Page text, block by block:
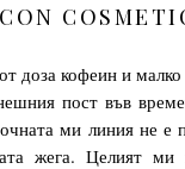
доза кофеин и
пост във
ми линия не е
жега. Целият